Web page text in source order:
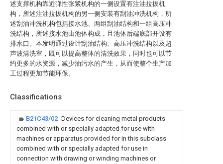
述支撑机构靠近弹性张紧机构的一侧设置有注油拉拔机
构，所述注油拉拔机构的另一侧安装有刮油冲洗机构，所
述刮油冲洗机构包括接水池、两组刮油结构和一组高压冲
洗结构，所述接水池由池体构成，且池体后端底部开设有
排水口。本发明通过设计刮油结构、高压冲洗结构以及超
声波清洗室，既可以提高整体的清洗效果，同时也可以节
约更多的水资源，减少油污水的产生，从而使整个生产加
工过程更加节能环保。
Classifications
B21C43/02 Devices for cleaning metal products
combined with or specially adapted for use with
machines or apparatus provided for in this subclass
combined with or specially adapted for use in
connection with drawing or winding machines or